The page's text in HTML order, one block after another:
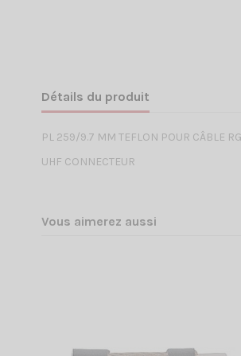
Détails du produit
PL 259/9.7 MM TEFLON POUR CÂBLE
UHF CONNECTEUR
Vous aimerez aussi